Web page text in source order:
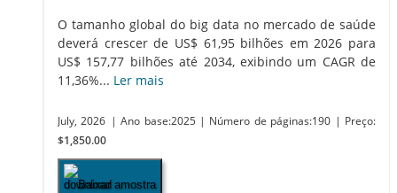
O tamanho global do big data no mercado de saúde
deverá crescer de US$ 61,95 bilhões em 2026 para
US$ 157,77 bilhões até 2034, exibindo um CAGR de
11,36%... Ler mais
July, 2026 | Ano base:2025 | Número de páginas:190 | Preço:
$1,850.00
Baixar amostra